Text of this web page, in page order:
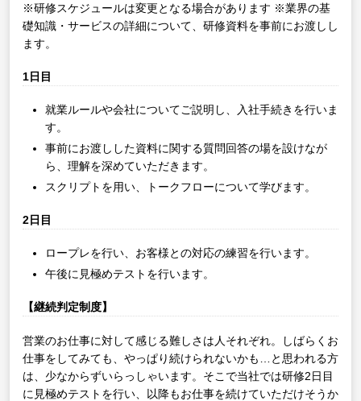
※研修スケジュールは変更となる場合があります ※業界の基
礎知識・サービスの詳細について、研修資料を事前にお渡しし
ます。
1日目
就業ルールや会社についてご説明し、入社手続きを行いま
す。
事前にお渡しした資料に関する質問回答の場を設けなが
ら、理解を深めていただきます。
スクリプトを用い、トークフローについて学びます。
2日目
ロープレを行い、お客様との対応の練習を行います。
午後に見極めテストを行います。
【継続判定制度】
営業のお仕事に対して感じる難しさは人それぞれ。しばらくお
仕事をしてみても、やっぱり続けられないかも…と思われる方
は、少なからずいらっしゃいます。そこで当社では研修2日目
に見極めテストを行い、以降もお仕事を続けていただけそうか